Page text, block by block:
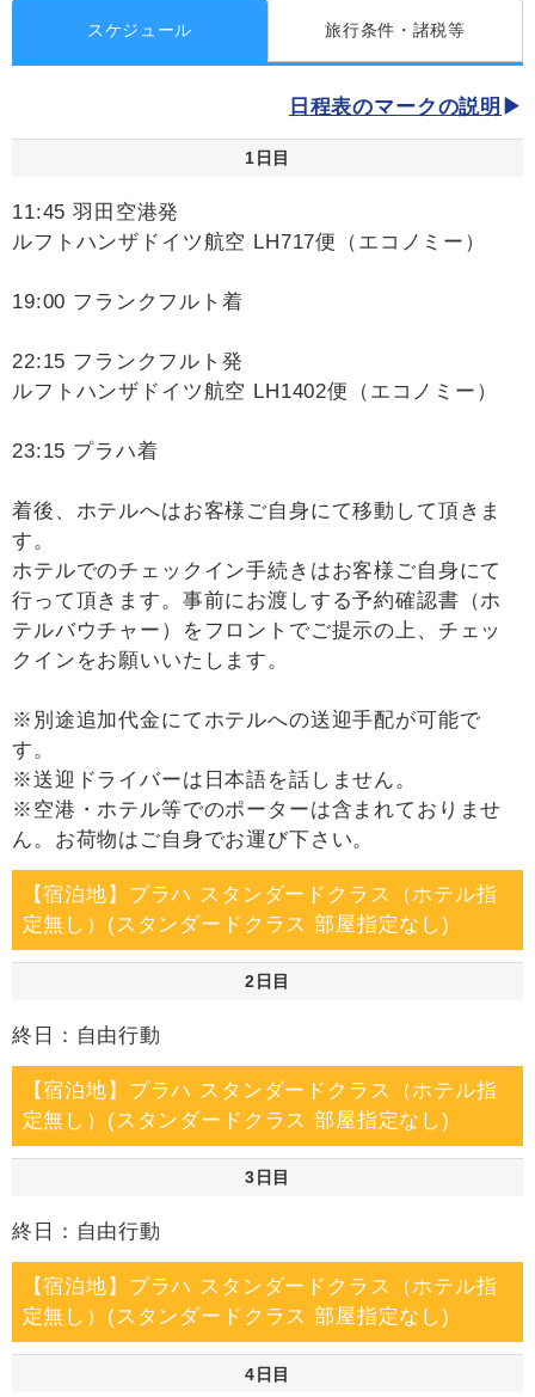
スケジュール 旅行条件・諸税等
日程表のマークの説明
1日目
11:45 羽田空港発
ルフトハンザドイツ航空 LH717便（エコノミー）
19:00 フランクフルト着
22:15 フランクフルト発
ルフトハンザドイツ航空 LH1402便（エコノミー）
23:15 プラハ着
着後、ホテルへはお客様ご自身にて移動して頂きま
す。
ホテルでのチェックイン手続きはお客様ご自身にて
行って頂きます。事前にお渡しする予約確認書（ホ
テルバウチャー）をフロントでご提示の上、チェッ
クインをお願いいたします。
※別途追加代金にてホテルへの送迎手配が可能で
す。
※送迎ドライバーは日本語を話しません。
※空港・ホテル等でのポーターは含まれておりませ
ん。お荷物はご自身でお運び下さい。
【宿泊地】プラハ スタンダードクラス（ホテル指
定無し）(スタンダードクラス 部屋指定なし)
2日目
終日：自由行動
【宿泊地】プラハ スタンダードクラス（ホテル指
定無し）(スタンダードクラス 部屋指定なし)
3日目
終日：自由行動
【宿泊地】プラハ スタンダードクラス（ホテル指
定無し）(スタンダードクラス 部屋指定なし)
4日目